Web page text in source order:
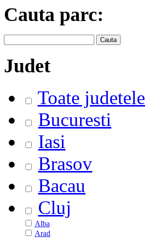
Cauta parc:
Judet
Toate judetele
Bucuresti
Iasi
Brasov
Bacau
Cluj
Alba
Arad